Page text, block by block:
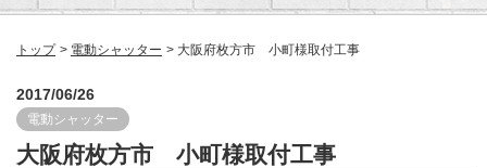
トップ 電動シャッター 大阪府枚方市 小町様取付工事
2017/06/26
電動シャッター
大阪府枚方市 小町様取付工事